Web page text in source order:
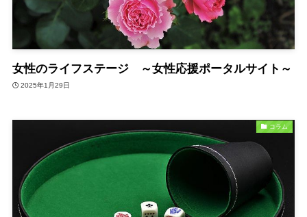
女性のライフステージ ～女性応援ポータルサイト～
2025年1月29日
コラム